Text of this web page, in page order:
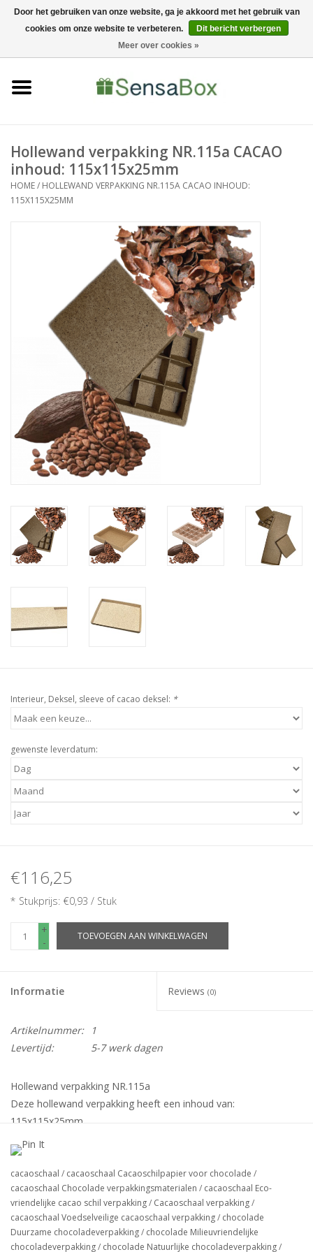
06-22022900 0 Artikelen - €0,00
Bewerkingen
Nieuws
Hollewand verpakking NR.115a CACAO
inhoud: 115x115x25mm
HOME/ HOLLEWAND VERPAKKING NR.115A CACAO INHOUD:
115X115X25MM
Interieur, Deksel, sleeve of cacao deksel: *
gewenste leverdatum:
€116,25
* Stukprijs: €0,93 / Stuk
+
-
TOEVOEGEN AAN WINKELWAGEN
Informatie Reviews (0)
Artikelnummer:
1
Levertijd:
5-7 werk dagen
Hollewand verpakking NR.115a
Deze hollewand verpakking heeft een inhoud van:
115x115x25mm
verpakt per: 125stuks
Let op dit is alleen het onderdoosje als optie bij te bestellen , 9
vaks interieur, transparante deksel, Cacao sleeve of een dichte
cacao deksel.
cacaoschaal / cacaoschaal Cacaoschilpapier voor chocolade /
cacaoschaal Chocolade verpakkingsmaterialen / cacaoschaal Eco-
vriendelijke cacao schil verpakking/ Cacaoschaal verpakking/
cacaoschaal Voedselveilige cacaoschaal verpakking/ chocolade
Duurzame chocoladeverpakking/ chocolade Milieuvriendelijke
chocoladeverpakking/ chocolade Natuurlijke chocoladeverpakking/
Door het gebruiken van onze website, ga je akkoord met het gebruik van
cookies om onze website te verbeteren.
Dit bericht verbergen
Meer over cookies »